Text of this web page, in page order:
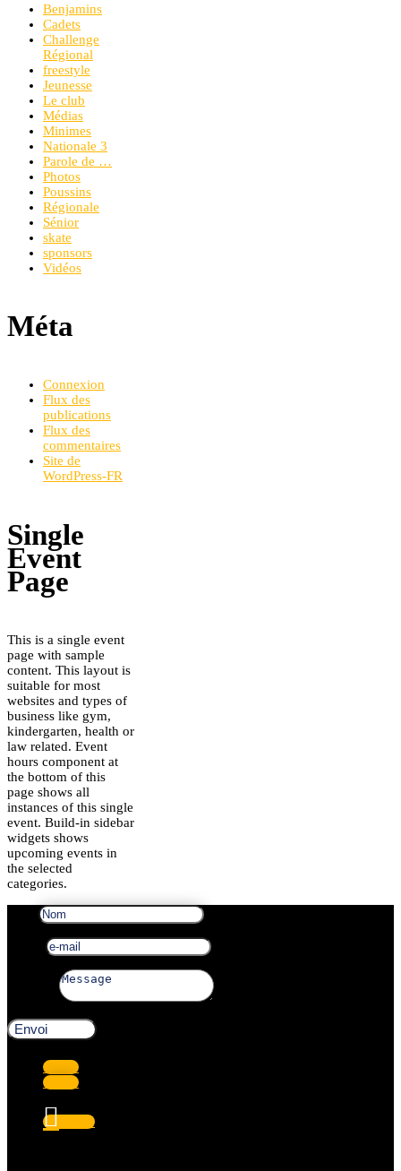
Benjamins
Cadets
Challenge
Régional
freestyle
Jeunesse
Le club
Médias
Minimes
Nationale 3
Parole de …
Photos
Poussins
Régionale
Sénior
skate
sponsors
Vidéos
Méta
Connexion
Flux des
publications
Flux des
commentaires
Site de
WordPress-FR
Single
Event
Page
This is a single event
page with sample
content. This layout is
suitable for most
websites and types of
business like gym,
kindergarten, health or
law related. Event
hours component at
the bottom of this
page shows all
instances of this single
event. Build-in sidebar
widgets shows
upcoming events in
the selected
categories.
Envoi
Suivre
Suivre
Suivre